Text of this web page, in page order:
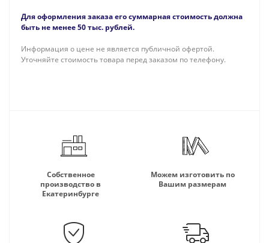
Для оформления заказа его суммарная стоимость должна
быть не менее 50 тыс. рублей.
Информация о цене не является публичной офертой.
Уточняйте стоимость товара перед заказом по телефону.
Собственное
производство в
Екатеринбурге
Можем изготовить по
Вашим размерам